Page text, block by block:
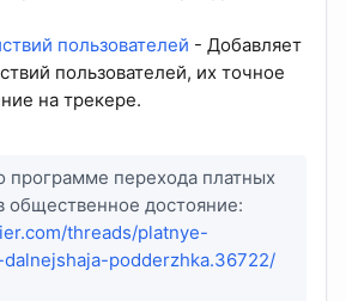
пользователей - Добавляет
пользователей, их точное
на трекере.
программе перехода платных
общественное достояние:
threads/platnye-
podderzhka.36722/